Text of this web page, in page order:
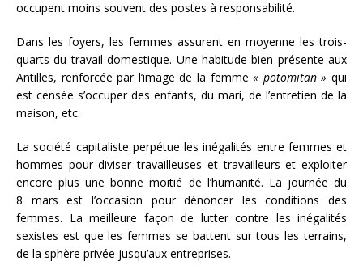
occupent moins souvent des postes à responsabilité.
Dans les foyers, les femmes assurent en moyenne les trois-
quarts du travail domestique. Une habitude bien présente aux
Antilles, renforcée par l’image de la femme« potomitan »qui
est censée s’occuper des enfants, du mari, de l’entretien de la
maison, etc.
La société capitaliste perpétue les inégalités entre femmes et
hommes pour diviser travailleuses et travailleurs et exploiter
encore plus une bonne moitié de l’humanité. La journée du
8 mars est l’occasion pour dénoncer les conditions des
femmes. La meilleure façon de lutter contre les inégalités
sexistes est que les femmes se battent sur tous les terrains,
de la sphère privée jusqu’aux entreprises.